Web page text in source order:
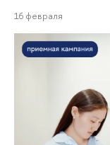
16 февраля